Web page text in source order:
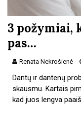
3 požymiai,
pas…
Renata Nekrošienė
Dantų ir dantenų
skausmu. Kartais
kad juos lengva